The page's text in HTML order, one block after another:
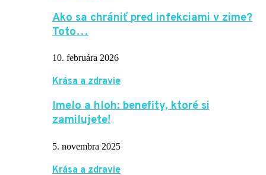
Ako sa chrániť pred infekciami v zime?
Toto…
10. februára 2026
Krása a zdravie
Imelo a hloh: benefity, ktoré si
zamilujete!
5. novembra 2025
Krása a zdravie